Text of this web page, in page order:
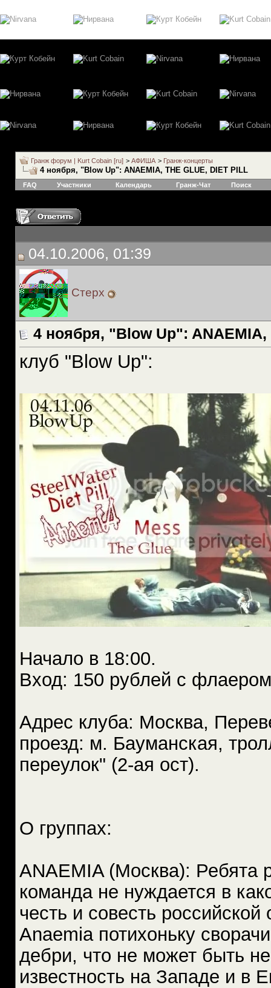
Гранж форум | Kurt Cobain [ru] > АФИША > Гранж-концерты
4 ноября, "Blow Up": ANAEMIA, THE GLUE, DIET PILL
FAQ Участники Календарь Гранж-Чат Поиск
04.10.2006, 01:39
Стерх
4 ноября, "Blow Up": ANAEMIA,
клуб "Blow Up":
Начало в 18:00.
Вход: 150 рублей с
Адрес клуба: Москва,
проезд: м. Бауманская,
переулок" (2-ая ост).
О группах:
ANAEMIA (Москва): Ребята
команда не нуждается в
честь и совесть
Anaemia потихоньку
дебри, что не может быть
известность на Западе и в